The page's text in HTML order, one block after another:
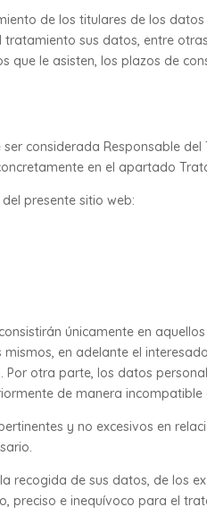
de los titulares de los
sus datos, entre
le asisten, los plazos de
considerada Responsable
en el apartado
presente sitio web:
únicamente en
en adelante el
otra parte, los datos
de manera incompatible
y no excesivos en
recogida de sus datos, de los
preciso e inequívoco para el